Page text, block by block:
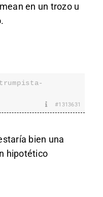
en un trozo u
#1313631
bien una
hipotético